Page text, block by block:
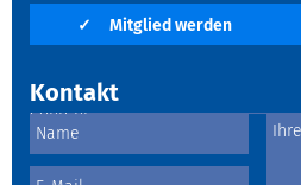
✓ Mitglied werden
Kontakt